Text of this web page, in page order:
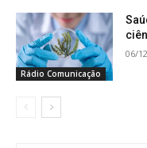
Rádio Comunicação
06/